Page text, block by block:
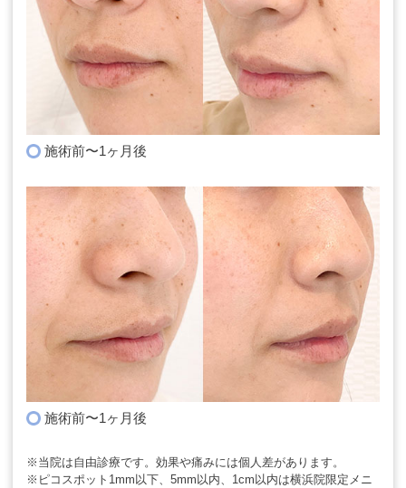
施術前〜1ヶ月後
施術前〜1ヶ月後
※当院は自由診療です。効果や痛みには個人差があります。
※ピコスポット1mm以下、5mm以内、1cm以内は横浜院限定メニ